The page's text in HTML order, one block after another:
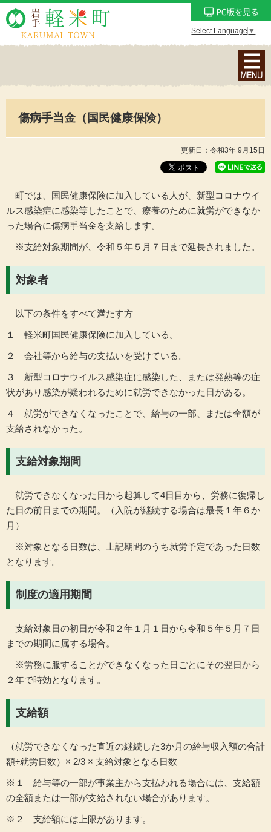
Select Language ▼
ナ
ビ
ン
メ
ュ
ー
示
傷病手当金（国民健康保険）
更新日：令和3年 9月15日
町では、国民健康保険に加入している人が、新型コロナウイ
ルス感染症に感染等したことで、療養のために就労ができなか
った場合に傷病手当金を支給します。
※支給対象期間が、令和５年５月７日まで延長されました。
対象者
以下の条件をすべて満たす方
１ 軽米町国民健康保険に加入している。
２ 会社等から給与の支払いを受けている。
３ 新型コロナウイルス感染症に感染した、または発熱等の症
状があり感染が疑われるために就労できなかった日がある。
４ 就労ができなくなったことで、給与の一部、または全額が
支給されなかった。
支給対象期間
就労できなくなった日から起算して4日目から、労務に復帰し
た日の前日までの期間。（入院が継続する場合は最長１年６か
月）
※対象となる日数は、上記期間のうち就労予定であった日数
となります。
制度の適用期間
支給対象日の初日が令和２年１月１日から令和５年５月７日
までの期間に属する場合。
※労務に服することができなくなった日ごとにその翌日から
２年で時効となります。
支給額
（就労できなくなった直近の継続した3か月の給与収入額の合計
額÷就労日数）× 2/3 × 支給対象となる日数
※１ 給与等の一部が事業主から支払われる場合には、支給額
の全額または一部が支給されない場合があります。
※２ 支給額には上限があります。